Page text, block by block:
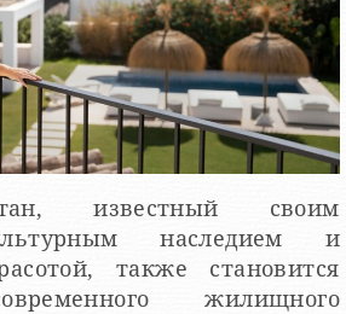
известный своим
наследием и
также становится
жилищного